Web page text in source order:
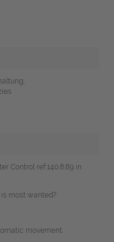
Control ref.140.8.89 in
most wanted?
movement.